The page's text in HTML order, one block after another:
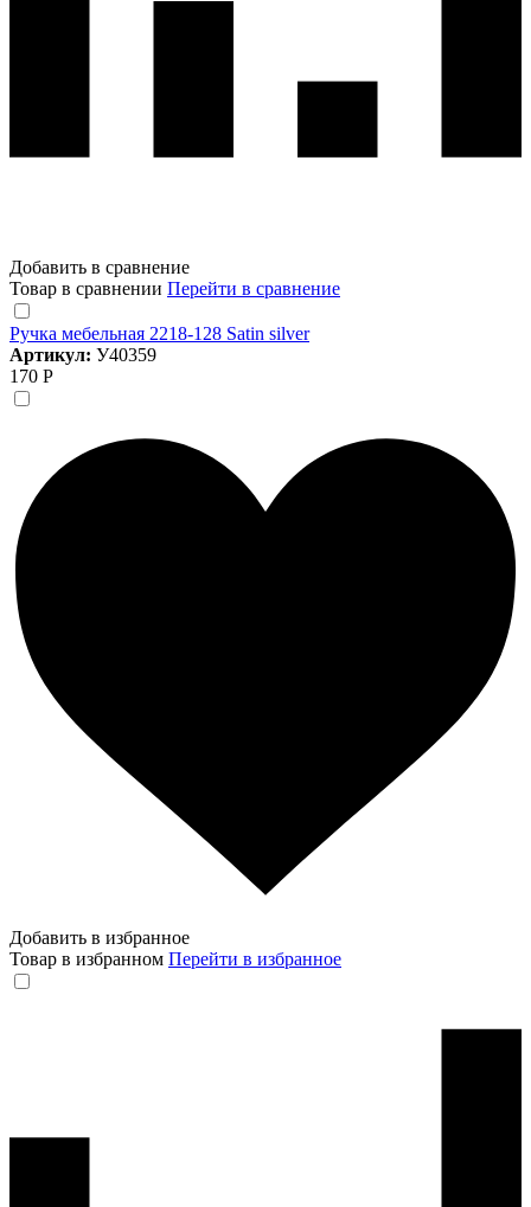
Добавить в сравнение
Товар в сравнении Перейти в сравнение
Ручка мебельная 2218-128 Satin silver
Артикул: У40359
170 Р
Добавить в избранное
Товар в избранном Перейти в избранное